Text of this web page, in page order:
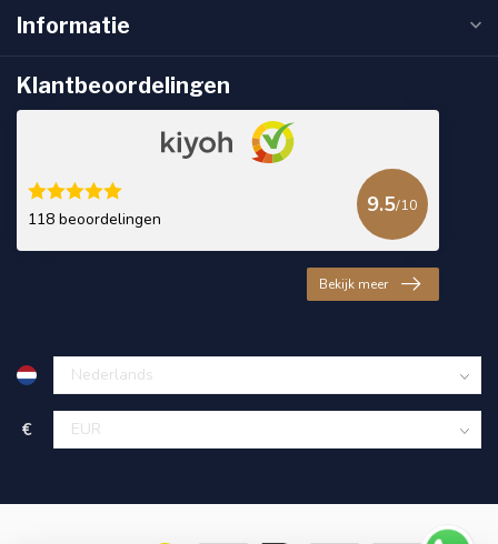
Informatie
Klantbeoordelingen
118 beoordelingen
9.5/10
Bekijk meer
€